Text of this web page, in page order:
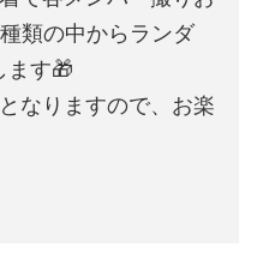
類の中からランダ
ます🎁
なりますので、お楽